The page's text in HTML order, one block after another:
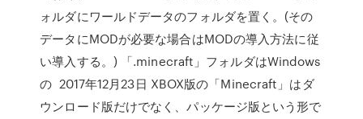
ォルダにワールドデータのフォルダを置く。(その
データにMODが必要な場合はMODの導入方法に従
い導入する。) 「.minecraft」フォルダはWindows
の 2017年12月23日 XBOX版の「Minecraft」はダ
ウンロード版だけでなく、パッケージ版という形で